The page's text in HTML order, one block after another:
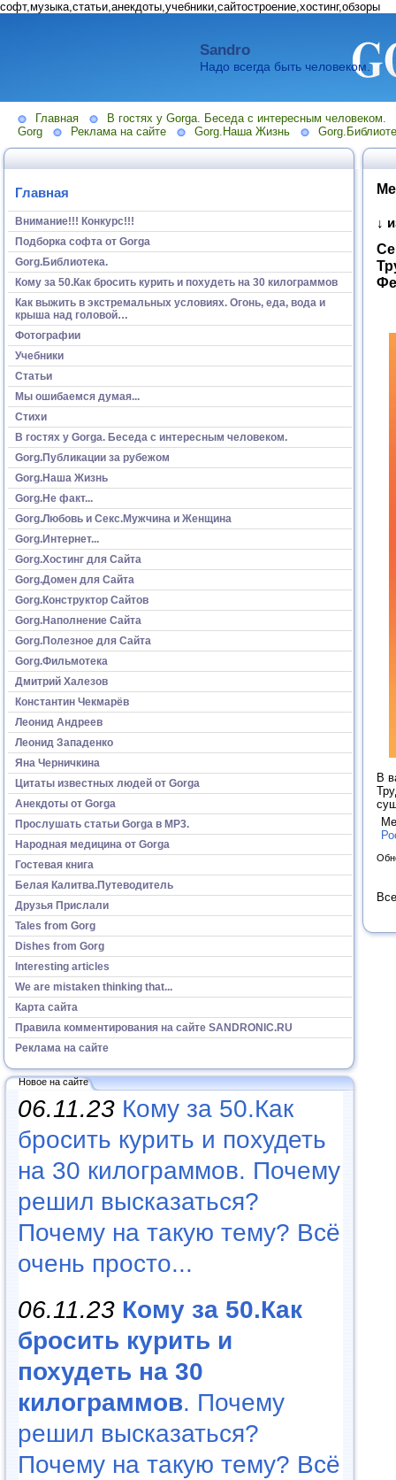
софт,музыка,статьи,анекдоты,учебники,сайтостроение,хостинг,обзоры
Sandro
Надо всегда быть человеком.
Главная
В гостях у Gorga. Беседа с интересным человеком.
Gorg
Реклама на сайте Gorg.Наша Жизнь
Главная
Внимание!!! Конкурс!!!
Подборка софта от Gorga
Gorg.Библиотека.
Кому за 50.Как бросить курить и похудеть на 30 килограммов
Как выжить в экстремальных условиях. Огонь, еда, вода и
крыша над головой…
Фотографии
Учебники
Статьи
Мы ошибаемся думая...
Стихи
В гостях у Gorga. Беседа с интересным человеком.
Gorg.Публикации за рубежом
Gorg.Наша Жизнь
Gorg.Не факт...
Gorg.Любовь и Секс.Мужчина и Женщина
Gorg.Интернет...
Gorg.Хостинг для Сайта
Gorg.Домен для Сайта
Gorg.Конструктор Сайтов
Gorg.Наполнение Сайта
Gorg.Полезное для Сайта
Gorg.Фильмотека
Дмитрий Халезов
Константин Чекмарёв
Леонид Андреев
Леонид Западенко
Яна Черничкина
Цитаты известных людей от Gorga
Анекдоты от Gorga
Прослушать статьи Gorga в МР3.
Народная медицина от Gorga
Гостевая книга
Белая Калитва.Путеводитель
Друзья Прислали
Tales from Gorg
Dishes from Gorg
Interesting articles
We are mistaken thinking that...
Карта сайта
Правила комментирования на сайте SANDRONIC.RU
Реклама на сайте
Новое на сайте
06.11.23 Кому за 50.Как
бросить курить и похудеть
на 30 килограммов. Почему
решил высказаться?
Почему на такую тему? Всё
очень просто...
06.11.23 Кому за 50.Как
бросить курить и
похудеть на 30
килограммов. Почему
решил высказаться?
Почему на такую тему? Всё
↓
В